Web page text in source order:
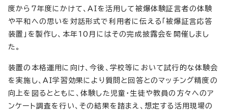
度から7年度にかけて、AIを活用して被爆体験証言者の体験
や平和への思いを対話形式で利用者に伝える「被爆証言応答
装置」を製作し、本年10月にはその完成披露会を開催しまし
た。
装置の本格運用に向け、今後、学校等において試行的な体験会
を実施し、AI学習効果により質問と回答とのマッチング精度の
向上を図るとともに、体験した児童・生徒や教員の方々へのア
ンケート調査を行い、その結果を踏まえ、想定する活用現場の